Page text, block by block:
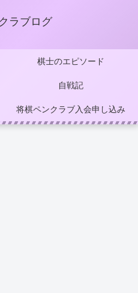
ラブログ
棋士のエピソード
自戦記
将棋ペンクラブ入会申し込み